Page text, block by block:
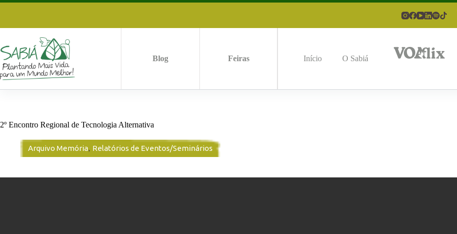
Pular
Blog Feiras Início O Sabiá
2º Encontro Regional de Tecnologia Alternativa
Arquivo Memória, Relatórios de Eventos/Seminários